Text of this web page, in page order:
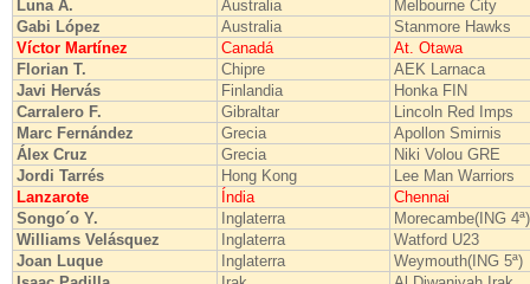
Luna A.
Australia
Melbourne City
Gabi López
Australia
Stanmore Hawks
Víctor Martínez
Canadá
At. Otawa
Florian T.
Chipre
AEK Larnaca
Javi Hervás
Finlandia
Honka FIN
Carralero F.
Gibraltar
Lincoln Red Imps
Marc Fernández
Grecia
Apollon Smirnis
Álex Cruz
Grecia
Niki Volou GRE
Jordi Tarrés
Hong Kong
Lee Man Warriors
Lanzarote
Índia
Chennai
Songo´o Y.
Inglaterra
Morecambe(ING 4ª)
Williams Velásquez
Inglaterra
Watford U23
Joan Luque
Inglaterra
Weymouth(ING 5ª)